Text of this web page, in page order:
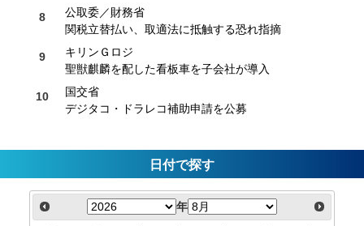
公取委／財務省
関税立替払い、取適法に抵触する恐れ指摘
キリンＧロジ
聖獣麒麟を配した看板車を子会社が導入
国交省
デジタコ・ドラレコ補助申請を公募
日付で探す
年